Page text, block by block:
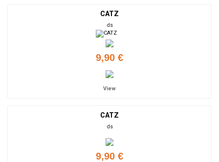
CATZ
ds
9,90 €
View
CATZ
ds
9,90 €